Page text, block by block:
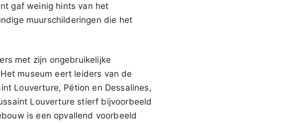
gaf weinig hints van het
muurschilderingen die het
met zijn ongebruikelijke
museum eert leiders van de
Louverture, Pétion en Dessalines,
Louverture stierf bijvoorbeeld
is een opvallend voorbeeld